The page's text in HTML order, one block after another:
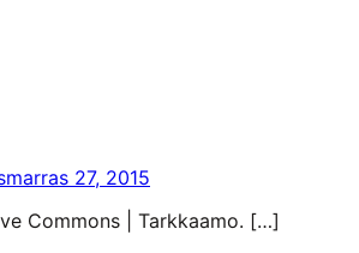
marras 27, 2015
Commons | Tarkkaamo. […]